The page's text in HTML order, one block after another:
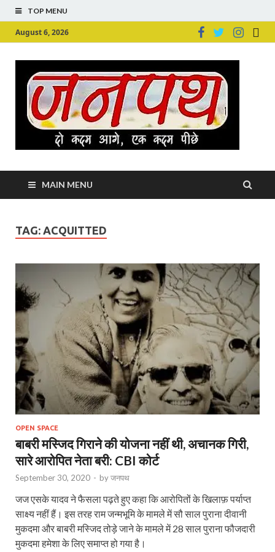
TOP MENU
August 6, 2026
MAIN MENU
TAG: ACQUITTED
OPEN SPACE
बाबरी मस्जिद गिराने की योजना नहीं थी, अचानक गिरी,
सारे आरोपित नेता बरी: CBI कोर्ट
September 30, 2020 - byजनपथ
जज एसके यादव ने फैसला पढ़ते हुए कहा कि आरोपितों के खिलाफ़ पर्याप्‍त
साक्ष्‍य नहीं हैं। इस तरह राम जन्‍मभूमि के मामले में सौ साल पुराना दीवानी
मुकदमा और बाबरी मस्जिद तोड़े जाने के मामले में 28 साल पुराना फौजदारी
मुकदमा हमेशा के लिए समाप्‍त हो गया है।